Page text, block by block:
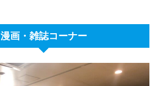
漫画・雑誌コーナー